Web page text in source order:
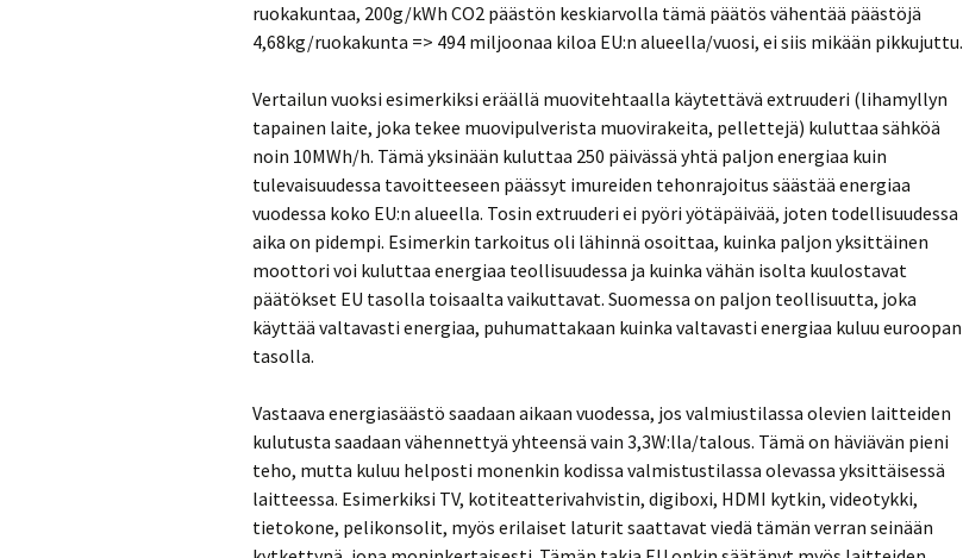
ruokakuntaa, 200g/kWh CO2 päästön keskiarvolla tämä päätös vähentää päästöjä
4,68kg/ruokakunta => 494 miljoonaa kiloa EU:n alueella/vuosi, ei siis mikään pikkujuttu.
Vertailun vuoksi esimerkiksi eräällä muovitehtaalla käytettävä extruuderi (lihamyllyn
tapainen laite, joka tekee muovipulverista muovirakeita, pellettejä) kuluttaa sähköä
noin 10MWh/h. Tämä yksinään kuluttaa 250 päivässä yhtä paljon energiaa kuin
tulevaisuudessa tavoitteeseen päässyt imureiden tehonrajoitus säästää energiaa
vuodessa koko EU:n alueella. Tosin extruuderi ei pyöri yötäpäivää, joten todellisuudessa
aika on pidempi. Esimerkin tarkoitus oli lähinnä osoittaa, kuinka paljon yksittäinen
moottori voi kuluttaa energiaa teollisuudessa ja kuinka vähän isolta kuulostavat
päätökset EU tasolla toisaalta vaikuttavat. Suomessa on paljon teollisuutta, joka
käyttää valtavasti energiaa, puhumattakaan kuinka valtavasti energiaa kuluu euroopan
tasolla.
Vastaava energiasäästö saadaan aikaan vuodessa, jos valmiustilassa olevien laitteiden
kulutusta saadaan vähennettyä yhteensä vain 3,3W:lla/talous. Tämä on häviävän pieni
teho, mutta kuluu helposti monenkin kodissa valmistustilassa olevassa yksittäisessä
laitteessa. Esimerkiksi TV, kotiteatterivahvistin, digiboxi, HDMI kytkin, videotykki,
tietokone, pelikonsolit, myös erilaiset laturit saattavat viedä tämän verran seinään